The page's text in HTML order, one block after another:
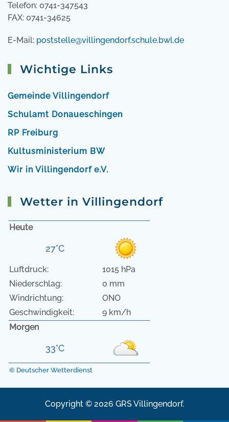
Telefon: 0741-347543
FAX: 0741-34625
E-Mail: poststelle@villingendorf.schule.bwl.de
Wichtige Links
Gemeinde Villingendorf
Schulamt Donaueschingen
RP Freiburg
Kultusministerium BW
Wir in Villingendorf e.V.
Wetter in Villingendorf
Heute
27°C
Luftdruck:
1015 hPa
Niederschlag:
0 mm
Windrichtung:
ONO
Geschwindigkeit:
9 km/h
Morgen
33°C
© Deutscher Wetterdienst
Copyright © 2026 GRS Villingendorf.